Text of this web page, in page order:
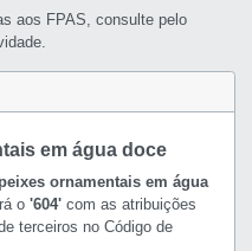
aos FPAS, consulte pelo
em água doce
ornamentais em água
o '604'com as atribuições
terceiros no Código de